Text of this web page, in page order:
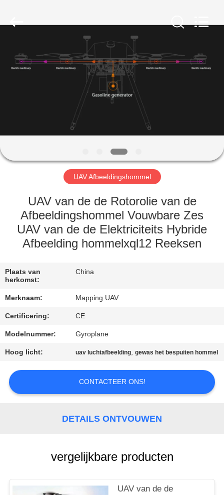
HUIS
PRODUCTEN
ONGEVEER
ONS
FABRIEKSREIS
KWALITEITSCONTROLE
CONTACTEER
ONS
VERZOEK
OM EEN
SITEMAP
PRIVACY
POLICY
Ltd..
UAV Afbeeldingshommel
UAV van de de Rotorolie van de
Afbeeldingshommel Vouwbare Zes
UAV van de de Elektriciteits Hybride
Afbeelding hommelxql12 Reeksen
Plaats van
herkomst:
China
Merknaam: Mapping UAV
Certificering: CE
Modelnummer: Gyroplane
Hoog licht: uav luchtafbeelding,gewas het bespuiten hommel
CONTACTEER ONS!
DETAILS ONTVOUWEN
vergelijkbare producten
UAV van de de